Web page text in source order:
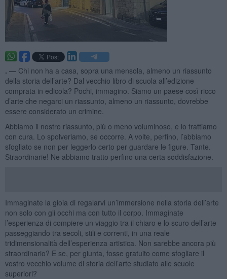
. — Chi non ha a casa, sopra una mensola, almeno un riassunto
della storia dell’arte? Dal vecchio libro di scuola all’edizione
comprata in edicola? Pochi, immagino. Siamo un paese così ricco
d’arte che negarci un riassunto, almeno un riassunto, dovrebbe
essere considerato un crimine.
Abbiamo il nostro riassunto, più o meno voluminoso, e lo trattiamo
con cura. Lo spolveriamo, se occorre. A volte, perfino, l’abbiamo
sfogliato se non per leggerlo certo per guardare le figure. Tante.
Straordinarie! Ne abbiamo tratto perfino una certa soddisfazione.
Immaginate la gioia di regalarvi un’immersione nella storia dell’arte
non solo con gli occhi ma con tutto il corpo. Immaginate
l’esperienza di compiere un viaggio tra il chiaro e lo scuro dell’arte
passeggiando tra secoli, stili e correnti, in una reale
tridimensionalità dell’esperienza artistica. Non sarebbe ancora più
straordinario? E se, per giunta, fosse gratuito come sfogliare il
vostro vecchio volume di storia dell’arte studiato alle scuole
superiori?